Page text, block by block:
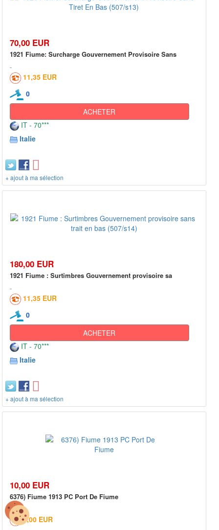
70,00 EUR
1921 Fiume: Surcharge Gouvernement Provisoire Sans
11,35 EUR
0
ACHETER
IT - 70***
Italie
+ ajout à ma sélection
180,00 EUR
1921 Fiume : Surtimbres Gouvernement provisoire sa
11,35 EUR
0
ACHETER
IT - 70***
Italie
+ ajout à ma sélection
10,00 EUR
6376) Fiume 1913 PC Port De Fiume
3,00 EUR